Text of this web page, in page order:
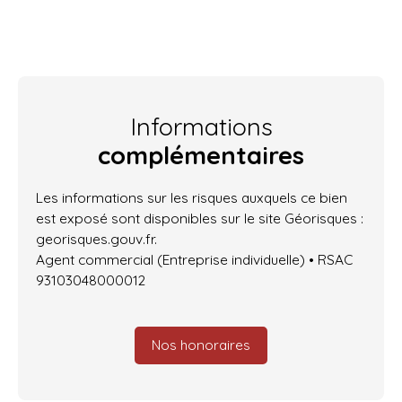
Informations
complémentaires
Les informations sur les risques auxquels ce bien
est exposé sont disponibles sur le site Géorisques :
georisques.gouv.fr.
Agent commercial (Entreprise individuelle) • RSAC
93103048000012
Nos honoraires